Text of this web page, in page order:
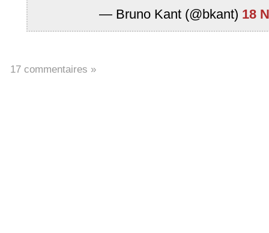
— Bruno Kant (@bkant) 18
17 commentaires »